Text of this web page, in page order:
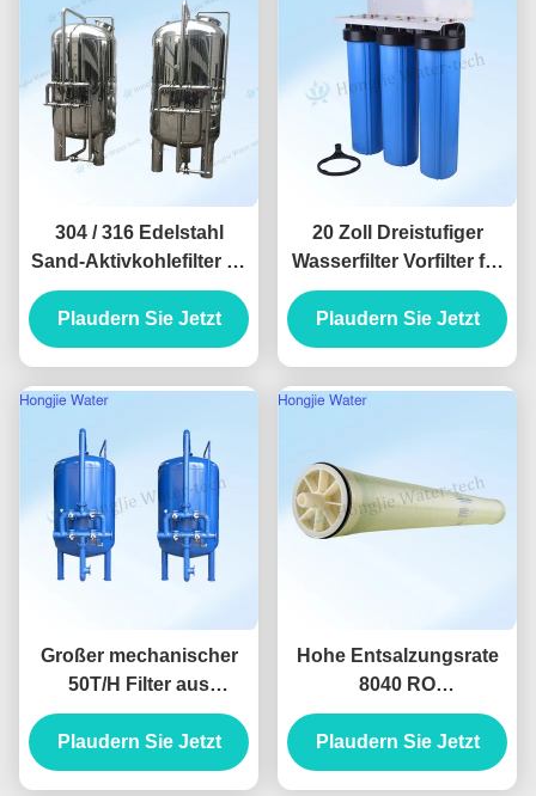
304 / 316 Edelstahl
Sand-Aktivkohlefilter 60
m³/h
Wasseraufbereitungsanlagen
Zubehör
Plaudern Sie Jetzt
20 Zoll Dreistufiger
Wasserfilter Vorfilter für
die
Hauswasseraufbereitung
Plaudern Sie Jetzt
Großer mechanischer
50T/H Filter aus
Kohlenstoffstahl zur
Entfernung von Eisen-
und Mangan-Ionen
Plaudern Sie Jetzt
Hohe Entsalzungsrate
8040 RO
Membranelement mit
99% Salzrückhaltung
Plaudern Sie Jetzt